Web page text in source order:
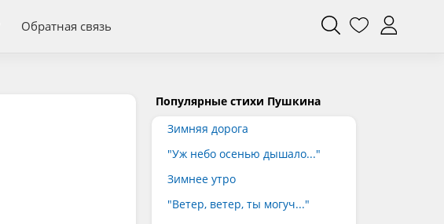
Обратная связь
Популярные стихи Пушкина
Зимняя дорога
"Уж небо осенью дышало..."
Зимнее утро
"Ветер, ветер, ты могуч..."